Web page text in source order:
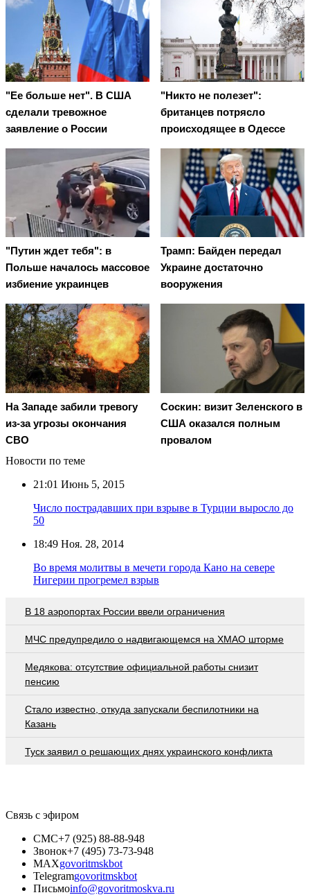
"Ее больше нет". В США
сделали тревожное
заявление о России
"Никто не полезет":
британцев потрясло
происходящее в Одессе
"Путин ждет тебя": в
Польше началось массовое
избиение украинцев
Трамп: Байден передал
Украине достаточно
вооружения
На Западе забили тревогу
из-за угрозы окончания
СВО
Соскин: визит Зеленского в
США оказался полным
провалом
Новости по теме
21:01 Июнь 5, 2015
Число пострадавших при взрыве в Турции выросло до
50
18:49 Ноя. 28, 2014
Во время молитвы в мечети города Кано на севере
Нигерии прогремел взрыв
В 18 аэропортах России ввели ограничения
МЧС предупредило о надвигающемся на ХМАО шторме
Медякова: отсутствие официальной работы снизит
пенсию
Стало известно, откуда запускали беспилотники на
Казань
Туск заявил о решающих днях украинского конфликта
Связь с эфиром
СМС+7 (925) 88-88-948
Звонок+7 (495) 73-73-948
MAXgovoritmskbot
Telegramgovoritmskbot
Письмоinfo@govoritmoskva.ru